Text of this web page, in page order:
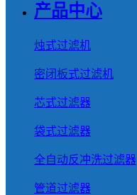
产品中心
烛式过滤机
密闭板式过滤机
芯式过滤器
袋式过滤器
全自动反冲洗过滤器
管道过滤器